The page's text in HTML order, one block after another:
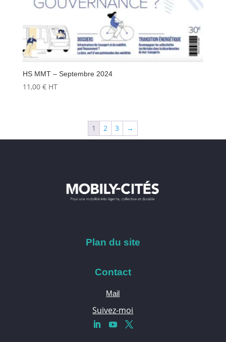
HS MMT – Septembre 2024
11,00 € HT
1 2 3 →
Plan du site
Contact
Mail
Suivez-moi